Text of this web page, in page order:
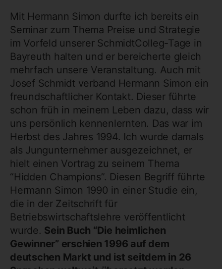
Mit Hermann Simon durfte ich bereits ein
Seminar zum Thema Preise und Strategie
im Vorfeld unserer SchmidtColleg-Tage in
Bayreuth halten und er bereicherte gleich
mehrfach unsere Veranstaltung. Auch mit
Josef Schmidt verband Hermann Simon ein
freundschaftlicher Kontakt. Dieser führte
schon früh in meinem Leben dazu, dass wir
uns persönlich kennenlernten. Das war im
Herbst des Jahres 1994. Ich wurde damals
als Jungunternehmer ausgezeichnet, er
hielt einen Vortrag zu seinem Thema
“Hidden Champions”. Diesen Begriff führte
Hermann Simon 1990 in einer Studie ein,
die in der Zeitschrift für
Betriebswirtschaftslehre veröffentlicht
wurde. Sein Buch “Die heimlichen
Gewinner” erschien 1996 auf dem
deutschen Markt und ist seitdem in 26